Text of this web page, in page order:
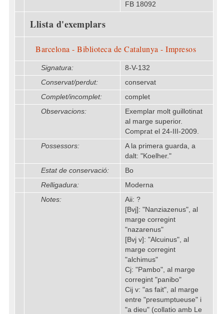
FB 18092
Llista d'exemplars
Barcelona - Biblioteca de Catalunya - Impresos
Signatura:
8-V-132
Conservat/perdut:
conservat
Complet/incomplet:
complet
Observacions:
Exemplar molt guillotinat
al marge superior.
Comprat el 24-III-2009.
Possessors:
A la primera guarda, a
dalt: "Koelher."
Estat de conservació:
Bo
Relligadura:
Moderna
Notes:
Aii: ?
[Bvj]: "Nanziazenus", al
marge corregint
"nazarenus"
[Bvj v]: "Alcuinus", al
marge corregint
"alchimus"
Cj: "Pambo", al marge
corregint "panibo"
Cij v: "as fait", al marge
entre "presumptueuse" i
"a dieu" (collatio amb Le